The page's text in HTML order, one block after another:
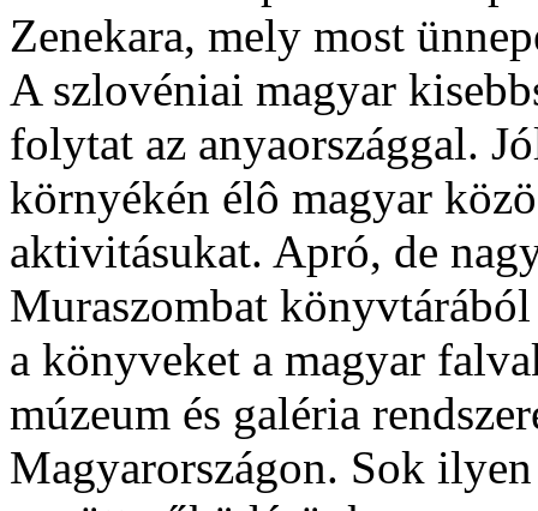
Zenekara, mely most
A szlovéniai magyar
folytat az anyaországgal.
környékén élô magyar
aktivitásukat. Apró, de
Muraszombat
a könyveket a magyar
múzeum és galéria
Magyarországon. Sok